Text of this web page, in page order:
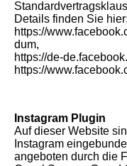
Details finden Sie hier:
https://
dum,
https://de-
https://
Instagram Plugin
Auf dieser Website
Instagram
angeboten durch die